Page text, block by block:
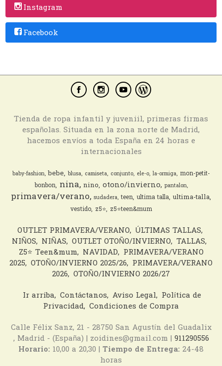
Instagram
Facebook
Tienda de ropa infantil y juveniil, primeras firmas
españolas. Situada en la zona norte de Madrid,
hacemos envíos a toda España en 24 horas e
internacionales
baby-fashion bebe blusa camiseta conjunto ele-o la-ormiga mon-petit-
bonbon nina nino otono/invierno pantalon
primavera/verano sudadera teen ultima talla ultima-talla
vestido z5⭐️ z5⭐️teen&mum
OUTLET PRIMAVERA/VERANO ÚLTIMAS TALLAS
NIÑOS NIÑAS OUTLET OTOÑO/INVIERNO TALLAS
Z5⭐️ Teen&mum NAVIDAD PRIMAVERA/VERANO
2025 OTOÑO/INVIERNO 2025/26 PRIMAVERA/VERANO
2026 OTOÑO/INVIERNO 2026/27
Ir arriba Contáctanos Aviso Legal Política de
Privacidad Condiciones de Compra
Calle Félix Sanz, 21 - 28750 San Agustín del Guadalix
, Madrid - (España) | zoidines@gmail.com | 911290556
Horario: 10,00 a 20,30 | Tiempo de Entrega: 24-48
horas